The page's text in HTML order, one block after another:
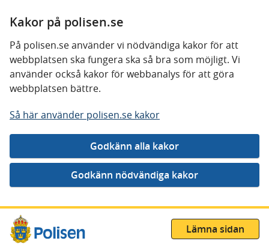
Kakor på polisen.se
På polisen.se använder vi nödvändiga kakor för att
webbplatsen ska fungera ska så bra som möjligt. Vi
använder också kakor för webbanalys för att göra
webbplatsen bättre.
Så här använder polisen.se kakor
Gå direkt till innehåll
Lämna sidan